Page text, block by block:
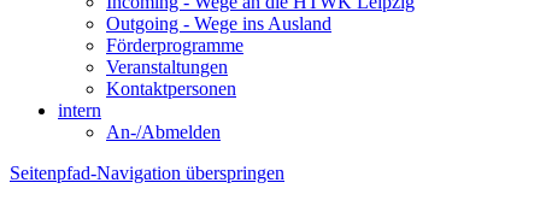
Outgoing - Wege ins Ausland
Förderprogramme
Veranstaltungen
Kontaktpersonen
intern
An-/Abmelden
Seitenpfad-Navigation überspringen